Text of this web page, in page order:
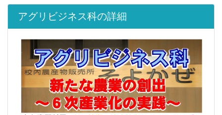
アグリビジネス科の詳細